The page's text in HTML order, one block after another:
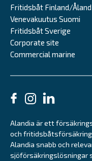
Fritidsbåt Finland/Åland
Venevakuutus Suomi
Fritidsbåt Sverige
Corporate site
Commercial marine
Alandia är ett
och
Alandia snabb och
sjöförsäkringslösningar